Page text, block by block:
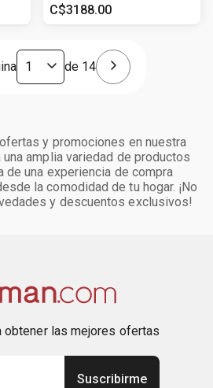
C$3188.00
de 14
y promociones en nuestra
amplia variedad de productos
de una experiencia de compra
la comodidad de tu hogar. ¡No
y descuentos exclusivos!
obtener las mejores ofertas
Suscribirme